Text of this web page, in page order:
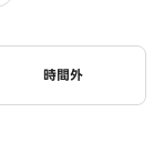
ステータス
時間外